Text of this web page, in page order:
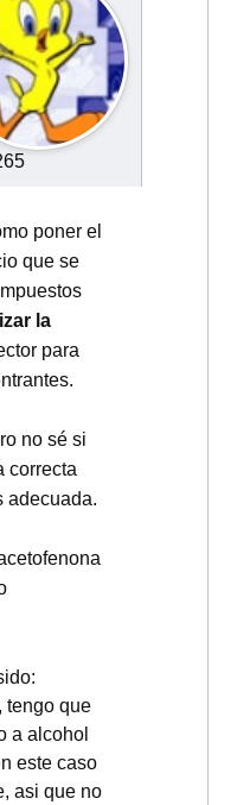
poner el
que se
la
para
no sé si
correcta
adecuada.
tengo que
a alcohol
este caso
asi que no